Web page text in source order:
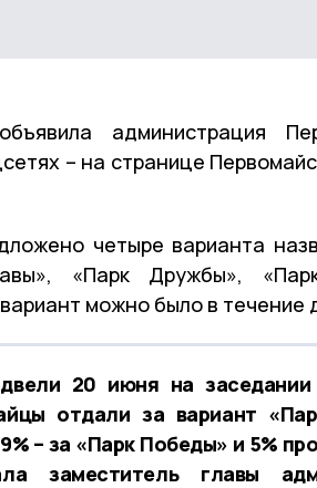
администрация
– на странице
четыре варианта
«Парк Дружбы»,
можно было в течение
20 июня на заседании
отдали за вариант
– за «Парк Победы» и 5%
заместитель главы